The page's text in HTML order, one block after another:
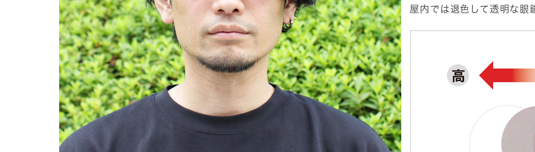
屋内では退色して透明な眼